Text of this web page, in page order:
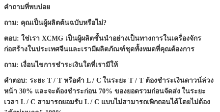
คำถามที่พบบ่อย
ถาม: คุณเป็นผู้ผลิตต้นฉบับหรือไม่?
ตอบ: ใช่เรา XCMG เป็นผู้ผลิตชั้นนำอย่างเป็นทางการในเครื่องจักร
ก่อสร้างในประเทศจีนและเรามีผลิตภัณฑ์ชุดทั้งหมดที่คุณต้องการ
ถาม: เงื่อนไขการชำระเงินใดที่เรามีให้
คำตอบ: ระยะ T / T หรือคำ L / C ในระยะ T / T ต้องชำระเงินดาวน์ล่วง
หน้า 30% และจะต้องชำระก่อน 70% ของยอดรวมก่อนจัดส่ง ในระยะ
เวลา L / C สามารถยอมรับ L / C แบบไม่สามารถเพิกถอนได้โดยไม่ต้อง